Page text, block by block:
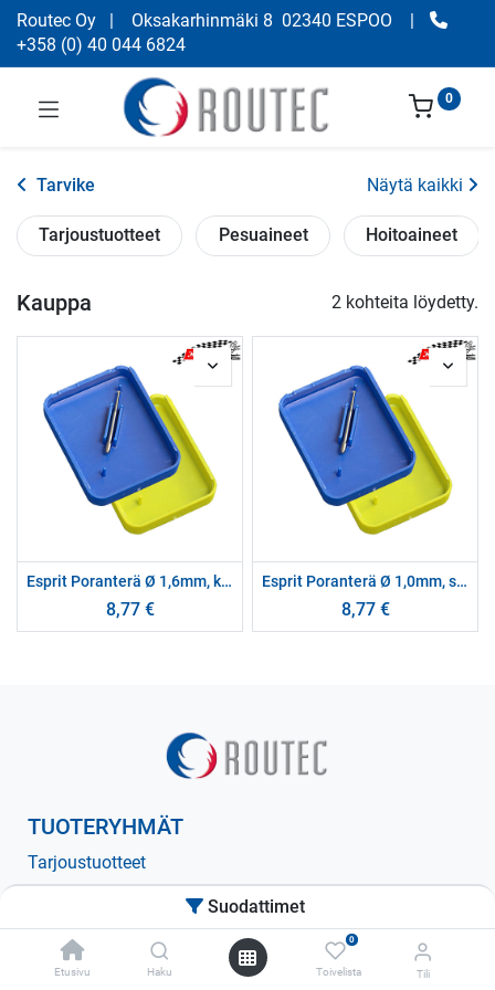
Suodattimet
Etusivu Haku
0
Toivelista Tili
Routec Oy | Oksakarhinmäki 8 02340 ESPOO
|
+358 (0) 40 044 6824
0
Tarvike Näytä kaikki
Tarjoustuotteet Pesuaineet Hoitoaineet
Kauppa 2 kohteita löydetty.
Esprit Poranterä Ø 1,6mm, keltainen pakkaus
8,77€
Esprit Poranterä Ø 1,0mm, sininen pakkaus
8,77€
TUOTERYHMÄT
Tarjoustuotteet
Hoitoaineet
Hioma-aineet